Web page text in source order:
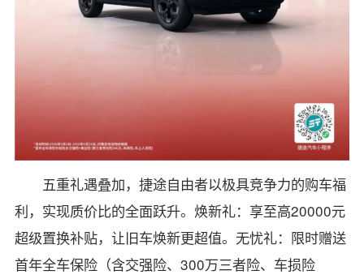
五重礼遇叠加，捷途自由者以极具竞争力的购车福
利，实现质价比的全面跃升。焕新礼：享至高20000元
超级置换补贴，让旧车焕新更超值。无忧礼：限时赠送
首年全车保险（含交强险、300万三者险、车损险